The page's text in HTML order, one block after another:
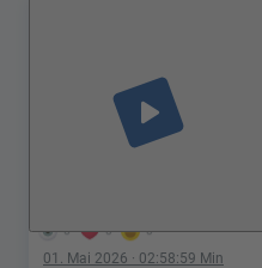
6 0 0
play_arrow
01. Mai 2026 · 02:58:59 Min